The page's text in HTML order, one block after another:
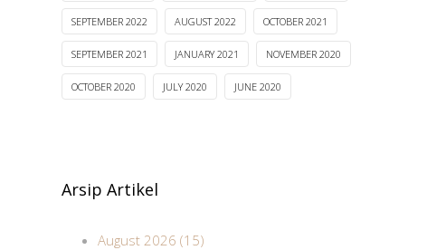
SEPTEMBER 2022 AUGUST 2022 OCTOBER 2021
SEPTEMBER 2021 JANUARY 2021 NOVEMBER 2020
OCTOBER 2020 JULY 2020 JUNE 2020
Arsip Artikel
August 2026 (15)